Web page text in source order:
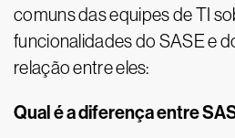
comuns das equipes de TI
funcionalidades do SASE e
relação entre eles:
Qual é a diferença entre